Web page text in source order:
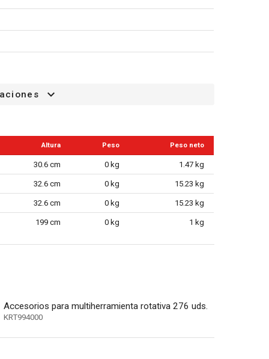
Altura Peso Peso neto
30.6 cm 0 kg 1.47 kg
32.6 cm 0 kg 15.23 kg
32.6 cm 0 kg 15.23 kg
199 cm 0 kg 1 kg
Accesorios para multiherramienta rotativa 276 uds.
KRT994000